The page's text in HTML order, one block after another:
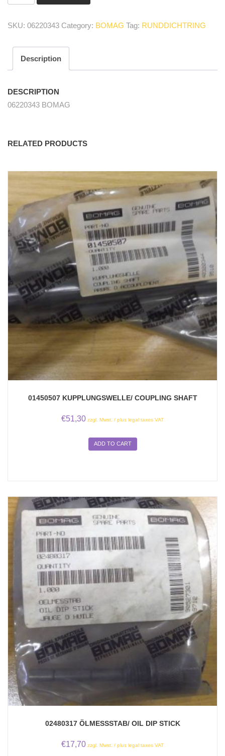
ring
SKU: 06220343 Category: BOMAG Tag: RUNDDICHTRING
Description
DESCRIPTION
06220343 BOMAG
RELATED PRODUCTS
01450507 KUPPLUNGSWELLE/ COUPLING SHAFT
€51,30 zzgl. Mwst. / plus legal taxes VAT
ADD TO CART
02480317 ÖLMESSSTAB/ OIL DIP STICK
€17,70 zzgl. Mwst. / plus legal taxes VAT